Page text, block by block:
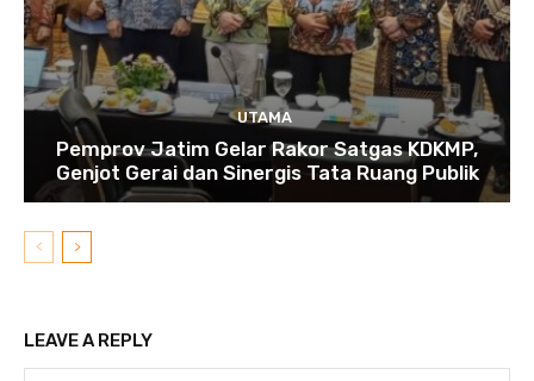
UTAMA
Pemprov Jatim Gelar Rakor Satgas KDKMP,
Genjot Gerai dan Sinergis Tata Ruang Publik
LEAVE A REPLY